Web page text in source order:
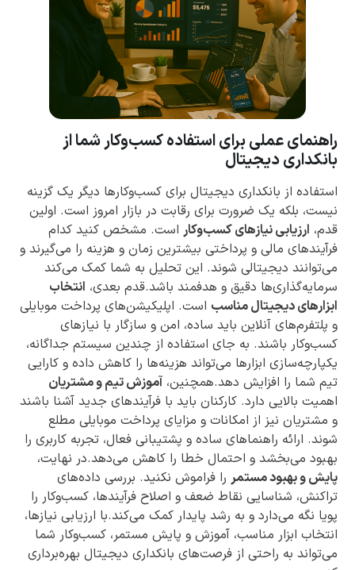
راهنمای عملی برای استفاده کسب‌وکار شما از
بانکداری دیجیتال
استفاده از بانکداری دیجیتال برای کسب‌وکارها دیگر یک گزینه
نیست، بلکه یک ضرورت برای رقابت در بازار امروز است. اولین
قدم، ارزیابی نیازهای کسب‌وکار است. مشخص کنید کدام
فرآیندهای مالی و پرداختی بیشترین زمان و هزینه را می‌گیرند و
می‌توانند دیجیتالی شوند. این تحلیل به شما کمک می‌کند
سرمایه‌گذاری‌ها دقیق و هدفمند باشد.قدم بعدی، انتخاب
ابزارهای دیجیتال مناسب است. اپلیکیشن‌های پرداخت موبایلی
و پلتفرم‌های آنلاین باید ساده، امن و سازگار با نیازهای
کسب‌وکار باشند. به جای استفاده از چندین سیستم جداگانه،
یکپارچه‌سازی ابزارها می‌تواند هزینه‌ها را کاهش داده و کارایی
تیم شما را افزایش دهد.همچنین، آموزش تیم و مشتریان
اهمیت بالایی دارد. کارکنان باید با فرآیندهای جدید آشنا باشند
و مشتریان نیز از امکانات و مزایای پرداخت موبایلی مطلع
شوند. ارائه راهنماهای ساده و پشتیبانی فعال، تجربه کاربری را
بهبود می‌بخشد و احتمال خطا را کاهش می‌دهد.در نهایت،
پایش و بهبود مستمر را فراموش نکنید. بررسی داده‌های
تراکنش، شناسایی نقاط ضعف و اصلاح فرآیندها، کسب‌وکار را
پویا نگه می‌دارد و به رشد پایدار کمک می‌کند.با ارزیابی نیازها،
انتخاب ابزار مناسب، آموزش و پایش مستمر، کسب‌وکار شما
می‌تواند به راحتی از فرصت‌های بانکداری دیجیتال بهره‌برداری